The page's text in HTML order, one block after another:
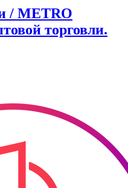
/ METRO
торговли.